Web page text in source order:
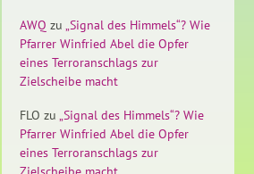
AWQ zu „Signal des Himmels“? Wie
Pfarrer Winfried Abel die Opfer
eines Terroranschlags zur
Zielscheibe macht
FLO zu „Signal des Himmels“? Wie
Pfarrer Winfried Abel die Opfer
eines Terroranschlags zur